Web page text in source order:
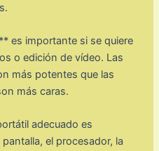
es importante si se quiere
o edición de vídeo. Las
más potentes que las
más caras.
adecuado es
el procesador, la